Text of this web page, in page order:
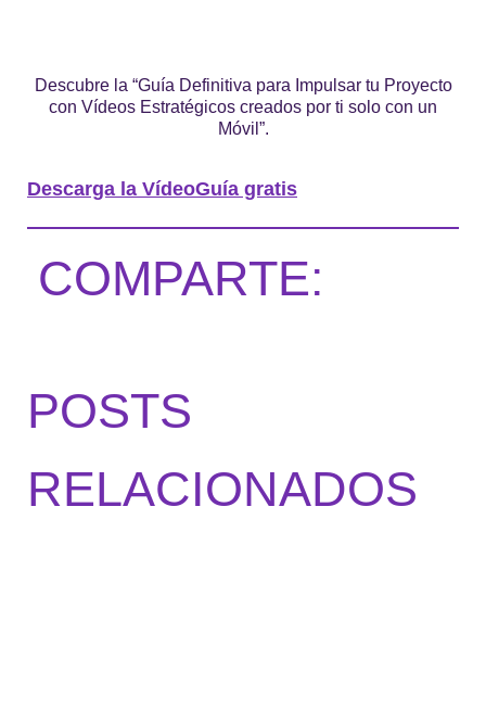
Descubre la “Guía Definitiva para Impulsar tu Proyecto
con Vídeos Estratégicos creados por ti solo con un
Móvil”.
Descarga la VídeoGuía gratis
COMPARTE:
POSTS
RELACIONADOS